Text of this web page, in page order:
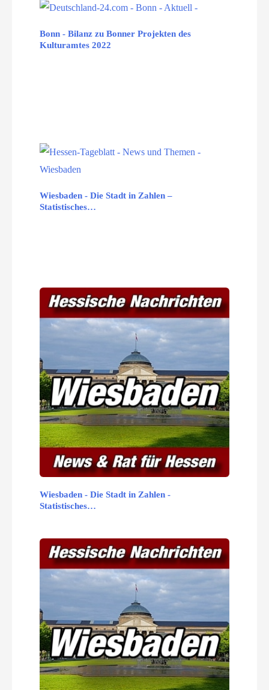
Bonn - Bilanz zu Bonner Projekten des
Kulturamtes 2022
Wiesbaden - Die Stadt in Zahlen –
Statistisches…
Wiesbaden - Die Stadt in Zahlen -
Statistisches…